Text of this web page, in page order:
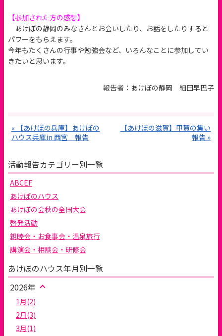
【参加された方の感想】
あけぼの静岡のみなさんとお会いしたり、お話をしたりすると
パワーをもらえます。
今年もたくさんの行事や勉強会など、いろんなことに参加してい
きたいと思います。
報告者：あけぼの静岡 細田早巴子
« 【あけぼの兵庫】あけぼの
ハウス兵庫in 西宮 報告
【あけぼの滋賀】甲賀の集い
報告 »
活動報告カテゴリー別一覧
ABCEF
あけぼのハウス
あけぼの会秋の全国大会
啓発活動
親睦会・お食事会・温泉旅行
講演会・相談会・研修会
あけぼのハウス年月別一覧
2026年
1月(2)
2月(3)
3月(1)